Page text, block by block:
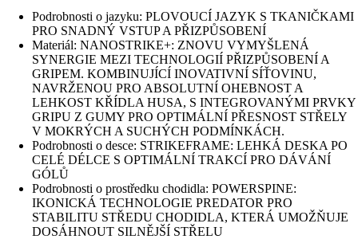
Podrobnosti o jazyku: PLOVOUCÍ JAZYK S TKANIČKAMI
PRO SNADNÝ VSTUP A PŘIZPŮSOBENÍ
Materiál: NANOSTRIKE+: ZNOVU VYMYŠLENÁ
SYNERGIE MEZI TECHNOLOGIÍ PŘIZPŮSOBENÍ A
GRIPEM. KOMBINUJÍCÍ INOVATIVNÍ SÍŤOVINU,
NAVRŽENOU PRO ABSOLUTNÍ OHEBNOST A
LEHKOST KŘÍDLA HUSA, S INTEGROVANÝMI PRVKY
GRIPU Z GUMY PRO OPTIMÁLNÍ PŘESNOST STŘELY
V MOKRÝCH A SUCHÝCH PODMÍNKÁCH.
Podrobnosti o desce: STRIKEFRAME: LEHKÁ DESKA PO
CELÉ DÉLCE S OPTIMÁLNÍ TRAKCÍ PRO DÁVÁNÍ
GÓLŮ
Podrobnosti o prostředku chodidla: POWERSPINE:
IKONICKÁ TECHNOLOGIE PREDATOR PRO
STABILITU STŘEDU CHODIDLA, KTERÁ UMOŽŇUJE
DOSÁHNOUT SILNĚJŠÍ STŘELU